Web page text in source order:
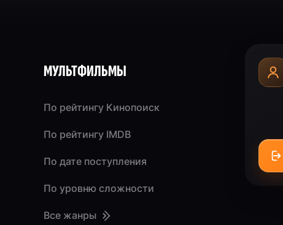
МУЛЬТФИЛЬМЫ
По рейтингу Кинопоиск
По рейтингу IMDB
По дате поступления
По уровню сложности
Все жанры